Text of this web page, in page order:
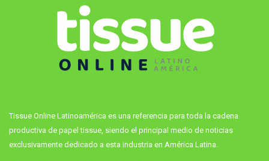
Tissue Online Latinoamérica es una referencia para toda la cadena
productiva de papel tissue, siendo el principal medio de noticias
exclusivamente dedicado a esta industria en América Latina.